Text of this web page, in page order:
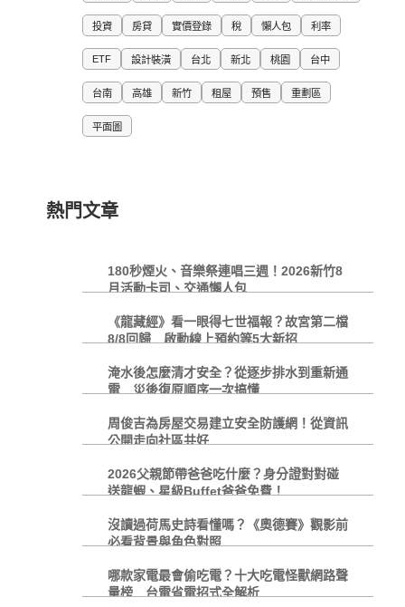
投資 房貸 實價登錄 稅 懶人包 利率
ETF 設計裝潢 台北 新北 桃園 台中
台南 高雄 新竹 租屋 預售 重劃區
平面圖
熱門文章
180秒煙火、音樂祭連唱三週！2026新竹8
月活動卡司、交通懶人包
《龍藏經》看一眼得七世福報？故宮第二檔
8/8回歸 啟動線上預約等5大新招
淹水後怎麼清才安全？從逐步排水到重新通
電 災後復原順序一次搞懂
周俊吉為房屋交易建立安全防護網！從資訊
公開走向社區共好
2026父親節帶爸爸吃什麼？身分證對對碰
送龍蝦、星級Buffet爸爸免費！
沒讀過荷馬史詩看懂嗎？《奧德賽》觀影前
必看背景與角色對照
哪款家電最會偷吃電？十大吃電怪獸網路聲
量榜 台電省電招式全解析